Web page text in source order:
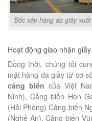
Bốc xếp hàng da giầy
Hoạt động giao nhận
Đồng thời, chúng tôi
mặt hàng da giầy từ cơ
cảng biển của Việt
Ninh), Cảng biển Hòn
(Hải Phòng) Cảng biển
(Nghệ An), Cảng biển